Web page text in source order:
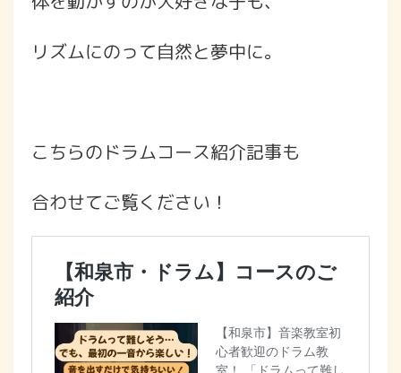
リズムにのって自然と夢中に。
こちらのドラムコース紹介記事も
合わせてご覧ください！